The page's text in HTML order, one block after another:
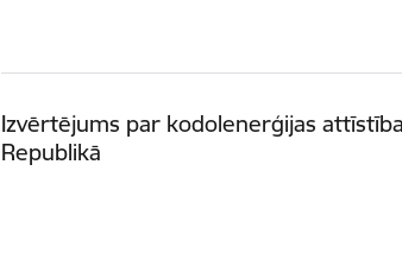
Izvērtējums par kodolenerģijas
Republikā